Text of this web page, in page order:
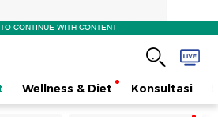
CONTINUE WITH CONTENT
Wellness & Diet Konsultasi